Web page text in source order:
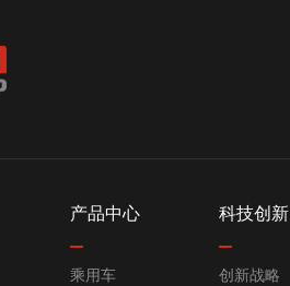
产品中心
乘用车
科技创新
创新战略